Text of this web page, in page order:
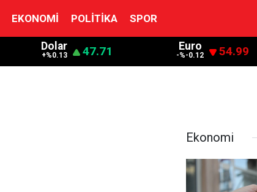
EKONOMI POLITIKA SPOR
Dolar
+%0.13 47.71 Euro
-%-0.12 54.99
Ekonomi